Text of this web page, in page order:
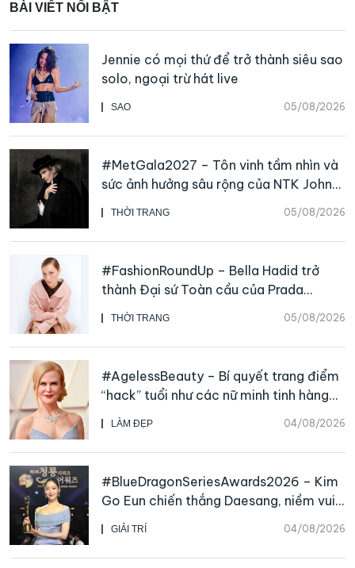
BÀI VIẾT NỔI BẬT
SAO 05/08/2026
Jennie có mọi thứ để trở thành siêu sao
solo, ngoại trừ hát live
THỜI TRANG 05/08/2026
#MetGala2027 – Tôn vinh tầm nhìn và
sức ảnh hưởng sâu rộng của NTK John
Galliano
THỜI TRANG 05/08/2026
#FashionRoundUp – Bella Hadid trở
thành Đại sứ Toàn cầu của Prada
Beauty, CHANEL mua lại Charvet
LÀM ĐẸP 04/08/2026
#AgelessBeauty – Bí quyết trang điểm
“hack” tuổi như các nữ minh tinh hàng
đầu
GIẢI TRÍ 04/08/2026
#BlueDragonSeriesAwards2026 – Kim
Go Eun chiến thắng Daesang, niềm vui
nhân đôi của Park Bo Kyung sau 23
năm